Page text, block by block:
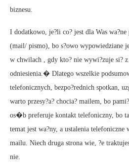
biznesu.
I dodatkowo, je?li co? jest dla Was
(mail/ pismo), bo s?owo wypowiedziane
w chwilach , gdy kto? nie wywi?zuje si?
odniesienia.� Dlatego wszelkie
telefonicznych, bezpo?rednich spotkan,
warto przesy?a? chocia? mailem, bo
os�b preferuje kontakt telefoniczny, bo
temat jest wa?ny, a ustalenia telefoniczne
mailu. Niech druga strona wie, ?e
nie.